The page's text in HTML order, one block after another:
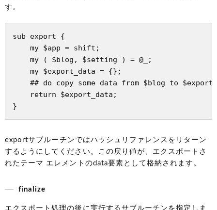
す。
sub export {
    my $app = shift;
    my ( $blog, $setting ) = @_;
    my $export_data = {};
## do copy some data from $blog to
    return $export_data;
exportサブルーチンではハッシュリファレンスをリターン
するようにしてください。この戻り値が、エクスポートさ
れたテーマ エレメントのdata要素として格納されます。
finalize
エクスポート処理の後に実行するサブルーチンを指定しま